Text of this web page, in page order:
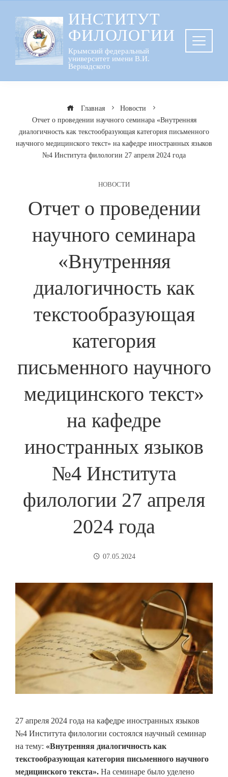
содержанию
ИНСТИТУТ
ФИЛОЛОГИИ
Крымский федеральный
университет имени В.И.
Вернадского
Главная
Новости
Отчет о проведении научного семинара «Внутренняя
диалогичность как текстообразующая категория письменного
научного медицинского текст» на кафедре иностранных языков
№4 Института филологии 27 апреля 2024 года
НОВОСТИ
Отчет о проведении
научного семинара
«Внутренняя
диалогичность как
текстообразующая
категория
письменного научного
медицинского текст»
на кафедре
иностранных языков
№4 Института
филологии 27 апреля
2024 года
07.05.2024
27 апреля 2024 года на кафедре иностранных языков
№4 Института филологии состоялся научный семинар
на тему: «Внутренняя диалогичность как
текстообразующая категория письменного научного
медицинского текста». На семинаре было уделено